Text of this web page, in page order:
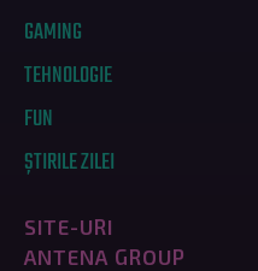
GAMING
TEHNOLOGIE
FUN
ȘTIRILE ZILEI
SITE-URI
ANTENA GROUP